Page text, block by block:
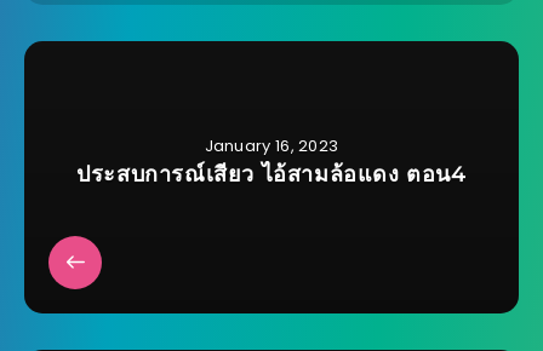
January 16, 2023
ประสบการณ์เสียว ไอ้สามล้อแดง ตอน4